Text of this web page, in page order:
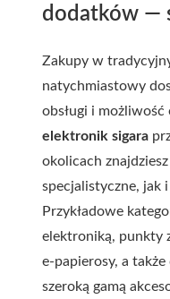
dodatków —
Zakupy w
natychmiastowy
obsługi i
elektronik sigara
okolicach
specjalistyczne, jak
Przykładowe
elektroniką, punkty
e-papierosy, a
szeroką gamą